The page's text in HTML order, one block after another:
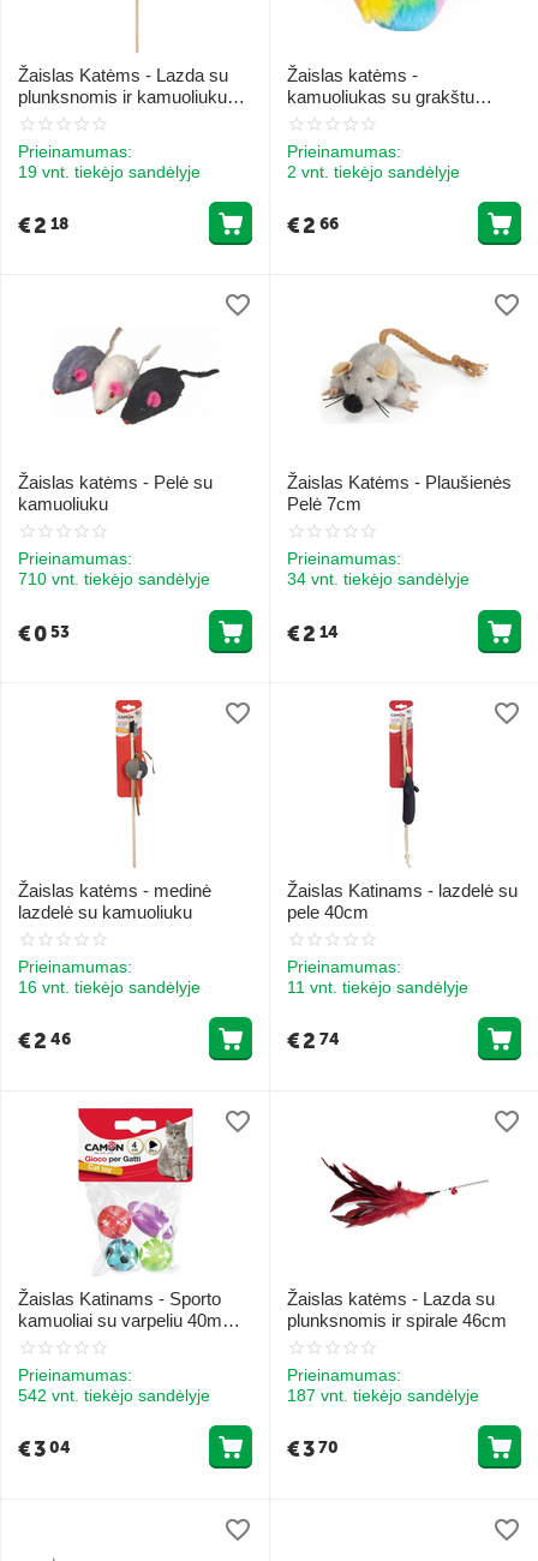
Žaislas Katėms - Lazda su
plunksnomis ir kamuoliuku
26cm
Prieinamumas:
19 vnt. tiekėjo sandėlyje
€2 18
Žaislas katėms -
kamuoliukas su grakštu
30mm 3gb.
Prieinamumas:
2 vnt. tiekėjo sandėlyje
€2 66
Žaislas katėms - Pelė su
kamuoliuku
Prieinamumas:
710 vnt. tiekėjo sandėlyje
€053
Žaislas Katėms - Plaušienės
Pelė 7cm
Prieinamumas:
34 vnt. tiekėjo sandėlyje
€2 14
Žaislas katėms - medinė
lazdelė su kamuoliuku
Prieinamumas:
16 vnt. tiekėjo sandėlyje
€2 46
Žaislas Katinams - lazdelė su
pele 40cm
Prieinamumas:
11 vnt. tiekėjo sandėlyje
€2 74
Žaislas Katinams - Sporto
kamuoliai su varpeliu 40mm
4gb.
Prieinamumas:
542 vnt. tiekėjo sandėlyje
€304
Žaislas katėms - Lazda su
plunksnomis ir spirale 46cm
Prieinamumas:
187 vnt. tiekėjo sandėlyje
€370